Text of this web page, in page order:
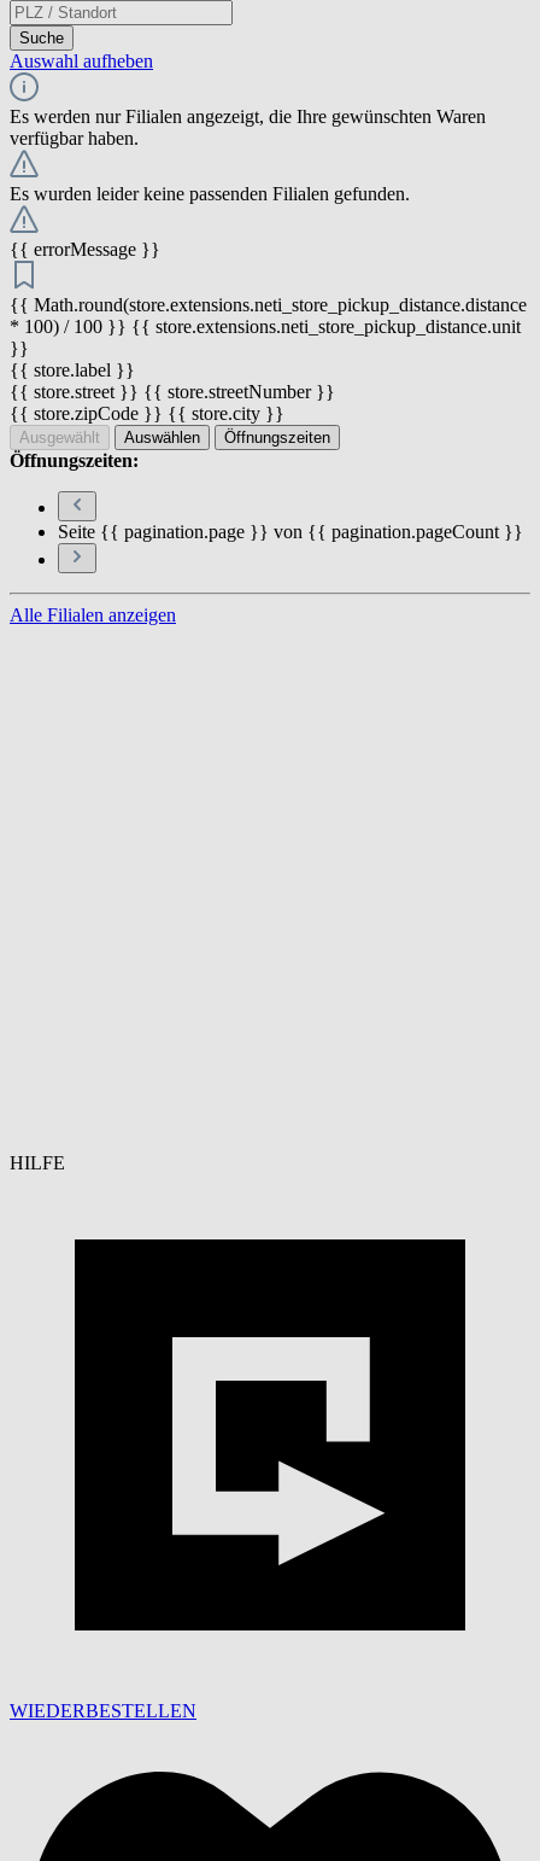
Suche
Auswahl aufheben
Es werden nur Filialen angezeigt, die Ihre gewünschten Waren
verfügbar haben.
Es wurden leider keine passenden Filialen gefunden.
{{ errorMessage }}
{{ Math.round(store.extensions.neti_store_pickup_distance.distance
* 100) / 100 }} {{ store.extensions.neti_store_pickup_distance.unit
}}
{{ store.label }}
{{ store.street }} {{ store.streetNumber }}
{{ store.zipCode }} {{ store.city }}
Ausgewählt Auswählen Öffnungszeiten
Öffnungszeiten:
Seite {{ pagination.page }} von {{ pagination.pageCount }}
Alle Filialen anzeigen
HILFE
WIEDERBESTELLEN